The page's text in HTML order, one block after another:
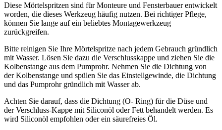
Diese Mörtelspritzen sind für Monteure und Fensterbauer entwickelt
worden, die dieses Werkzeug häufig nutzen. Bei richtiger Pflege,
können Sie lange auf ein beliebtes Montagewerkzeug
zurückgreifen.
Bitte reinigen Sie Ihre Mörtelspritze nach jedem Gebrauch gründlich
mit Wasser. Lösen Sie dazu die Verschlusskappe und ziehen Sie die
Kolbenstange aus dem Pumprohr. Nehmen Sie die Dichtung von
der Kolbenstange und spülen Sie das Einstellgewinde, die Dichtung
und das Pumprohr gründlich mit Wasser ab.
Achten Sie darauf, dass die Dichtung (O- Ring) für die Düse und
der Verschluss-Kappe mit Siliconöl oder Fett behandelt werden. Es
wird Siliconöl empfohlen oder ein säurefreies Öl.